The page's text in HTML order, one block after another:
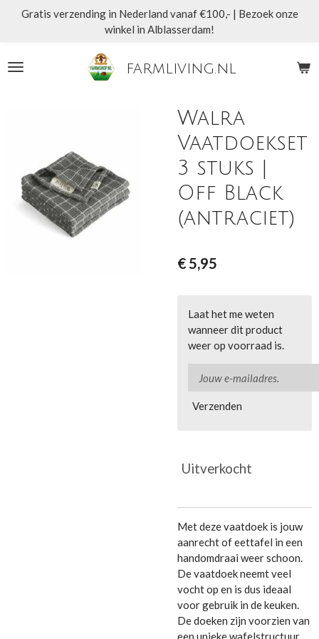
de
farmliving.nl
Gratis verzending in Nederland vanaf €100,- | Bezoek onze
winkel in Alblasserdam!
Walra
Vaatdoekset
3 stuks |
Off Black
(antraciet)
€ 5,95
Laat het me weten
wanneer dit product
weer op voorraad is.
Verzenden
Uitverkocht
Met deze vaatdoek is jouw
aanrecht of eettafel in een
handomdraai weer schoon.
De vaatdoek neemt veel
vocht op en is dus ideaal
voor gebruik in de keuken.
De doeken zijn voorzien van
een unieke wafelstructuur